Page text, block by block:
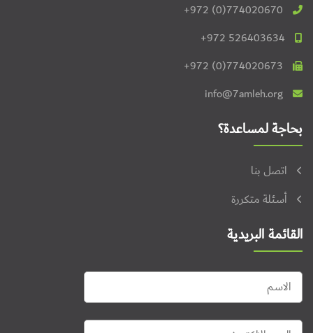
+972 (0)774020670
+972 526403634
+972 (0)774020673
info@7amleh.org
بحاجة لمساعدة؟
اتصل بنا
أسئلة متكررة
القائمة البريدية